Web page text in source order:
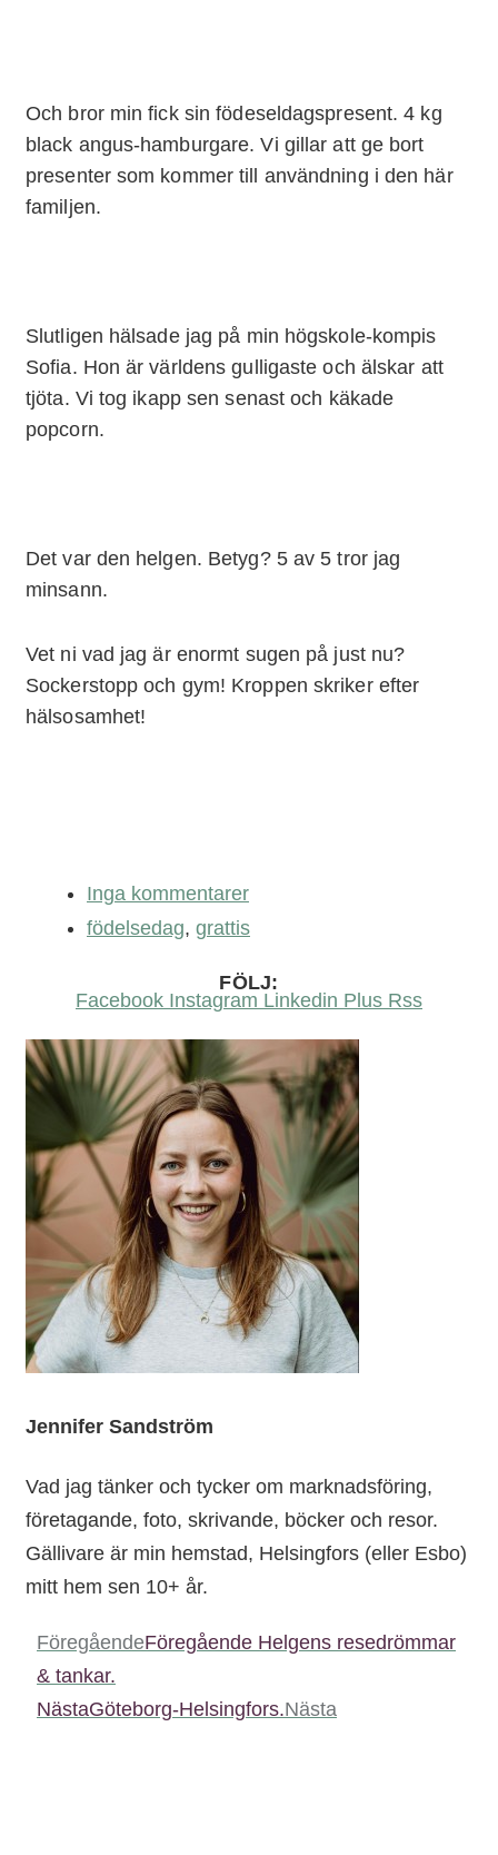
Och bror min fick sin födeseldagspresent. 4 kg
black angus-hamburgare. Vi gillar att ge bort
presenter som kommer till användning i den här
familjen.
Slutligen hälsade jag på min högskole-kompis
Sofia. Hon är världens gulligaste och älskar att
tjöta. Vi tog ikapp sen senast och käkade
popcorn.
Det var den helgen. Betyg? 5 av 5 tror jag
minsann.
Vet ni vad jag är enormt sugen på just nu?
Sockerstopp och gym! Kroppen skriker efter
hälsosamhet!
Inga kommentarer
födelsedag, grattis
FÖLJ:
Facebook Instagram Linkedin Plus Rss
Jennifer Sandström
Vad jag tänker och tycker om marknadsföring,
företagande, foto, skrivande, böcker och resor.
Gällivare är min hemstad, Helsingfors (eller Esbo)
mitt hem sen 10+ år.
FöregåendeFöregående Helgens resedrömmar
& tankar.
NästaGöteborg-Helsingfors.Nästa